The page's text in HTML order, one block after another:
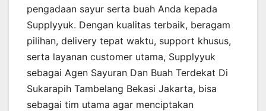
pengadaan sayur serta buah Anda kepada
Supplyyuk. Dengan kualitas terbaik, beragam
pilihan, delivery tepat waktu, support khusus,
serta layanan customer utama, Supplyyuk
sebagai Agen Sayuran Dan Buah Terdekat Di
Sukarapih Tambelang Bekasi Jakarta, bisa
sebagai tim utama agar menciptakan